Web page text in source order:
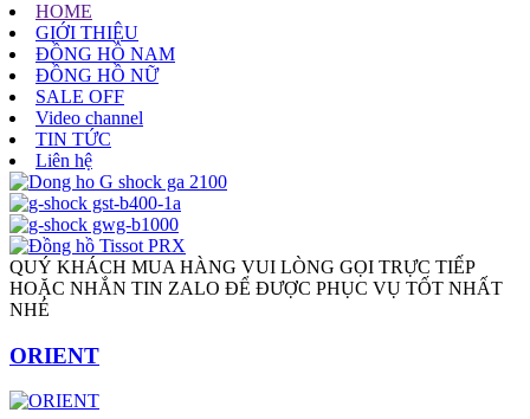
HOME
GIỚI THIỆU
ĐỒNG HỒ NAM
ĐỒNG HỒ NỮ
SALE OFF
Video channel
TIN TỨC
Liên hệ
QUÝ KHÁCH MUA HÀNG VUI LÒNG GỌI TRỰC TIẾP
HOẶC NHẮN TIN ZALO ĐỂ ĐƯỢC PHỤC VỤ TỐT NHẤT
NHÉ
ORIENT